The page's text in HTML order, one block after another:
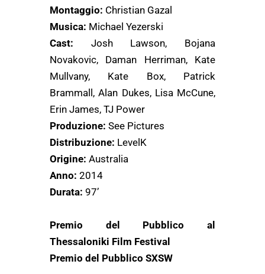
Montaggio: Christian Gazal
Musica: Michael Yezerski
Cast: Josh Lawson, Bojana
Novakovic, Daman Herriman, Kate
Mullvany, Kate Box, Patrick
Brammall, Alan Dukes, Lisa McCune,
Erin James, TJ Power
Produzione: See Pictures
Distribuzione: LevelK
Origine: Australia
Anno: 2014
Durata: 97’
Premio del Pubblico al
Thessaloniki Film Festival
Premio del Pubblico SXSW